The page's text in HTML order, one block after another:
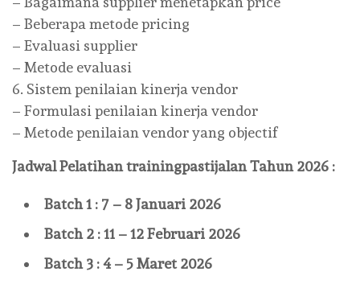
– Beberapa metode pricing
– Evaluasi supplier
– Metode evaluasi
6. Sistem penilaian kinerja vendor
– Formulasi penilaian kinerja vendor
– Metode penilaian vendor yang objectif
Jadwal PelatihantrainingpastijalanTahun 2026 :
Batch 1 : 7 – 8 Januari 2026
Batch 2 : 11 – 12 Februari 2026
Batch 3 : 4 – 5 Maret 2026